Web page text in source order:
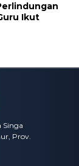
Ikut
Singa
Prov.